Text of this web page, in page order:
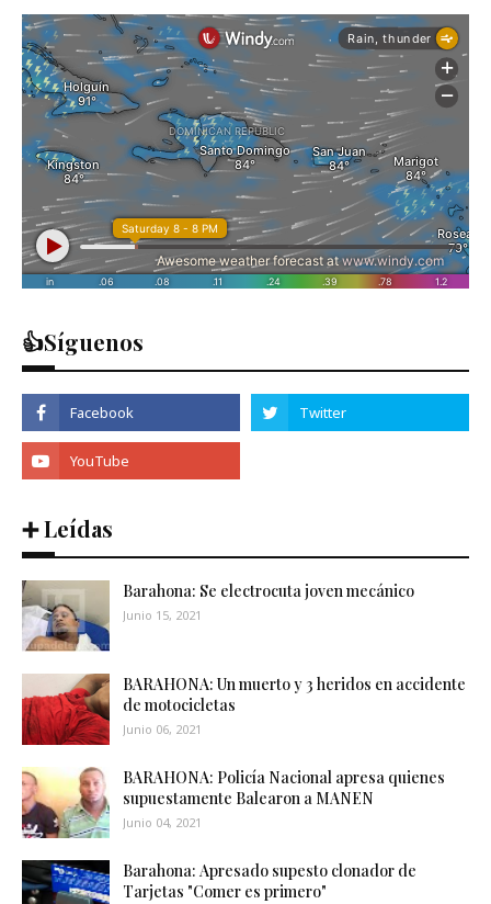
👍Síguenos
➕ Leídas
Barahona: Se electrocuta joven mecánico
Junio 15, 2021
BARAHONA: Un muerto y 3 heridos en accidente
de motocicletas
Junio 06, 2021
BARAHONA: Policía Nacional apresa quienes
supuestamente Balearon a MANEN
Junio 04, 2021
Barahona: Apresado supesto clonador de
Tarjetas "Comer es primero"